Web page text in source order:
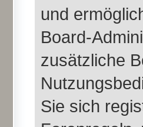
und
Board-
zusätzliche
Sie sich